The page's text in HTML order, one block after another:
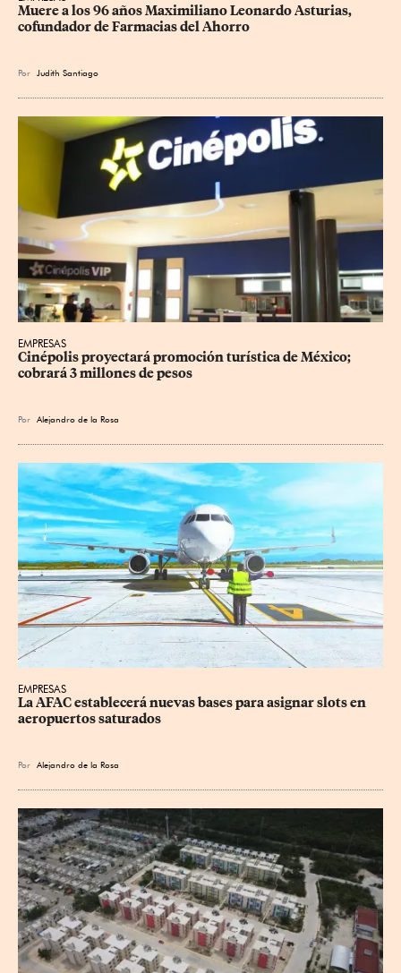
Muere a los 96 años Maximiliano Leonardo Asturias,
cofundador de Farmacias del Ahorro
Por Judith Santiago
EMPRESAS
Cinépolis proyectará promoción turística de México;
cobrará 3 millones de pesos
Por Alejandro de la Rosa
EMPRESAS
La AFAC establecerá nuevas bases para asignar slots en
aeropuertos saturados
Por Alejandro de la Rosa